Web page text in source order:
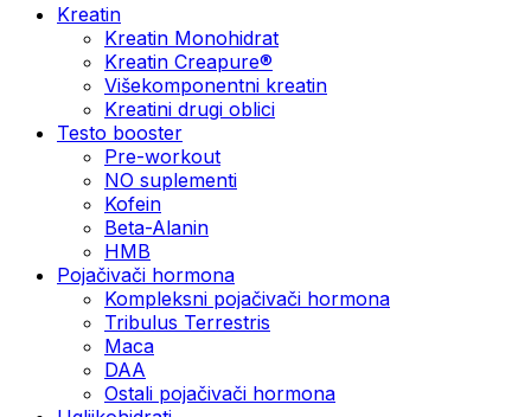
Kreatin
Kreatin Monohidrat
Kreatin Creapure®
Višekomponentni kreatin
Kreatini drugi oblici
Testo booster
Pre-workout
NO suplementi
Kofein
Beta-Alanin
HMB
Pojačivači hormona
Kompleksni pojačivači hormona
Tribulus Terrestris
Maca
DAA
Ostali pojačivači hormona